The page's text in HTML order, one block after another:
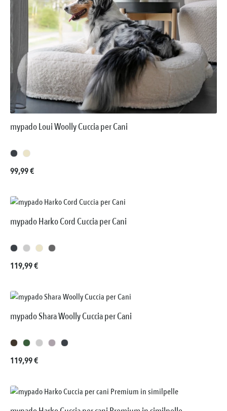
mypado Loui Woolly Cuccia per Cani
Prezzo normale:
99,99 €
mypado Harko Cord Cuccia per Cani
Prezzo normale:
119,99 €
mypado Shara Woolly Cuccia per Cani
Prezzo normale:
119,99 €